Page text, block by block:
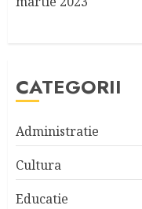
CATEGORII
Administratie
Cultura
Educatie